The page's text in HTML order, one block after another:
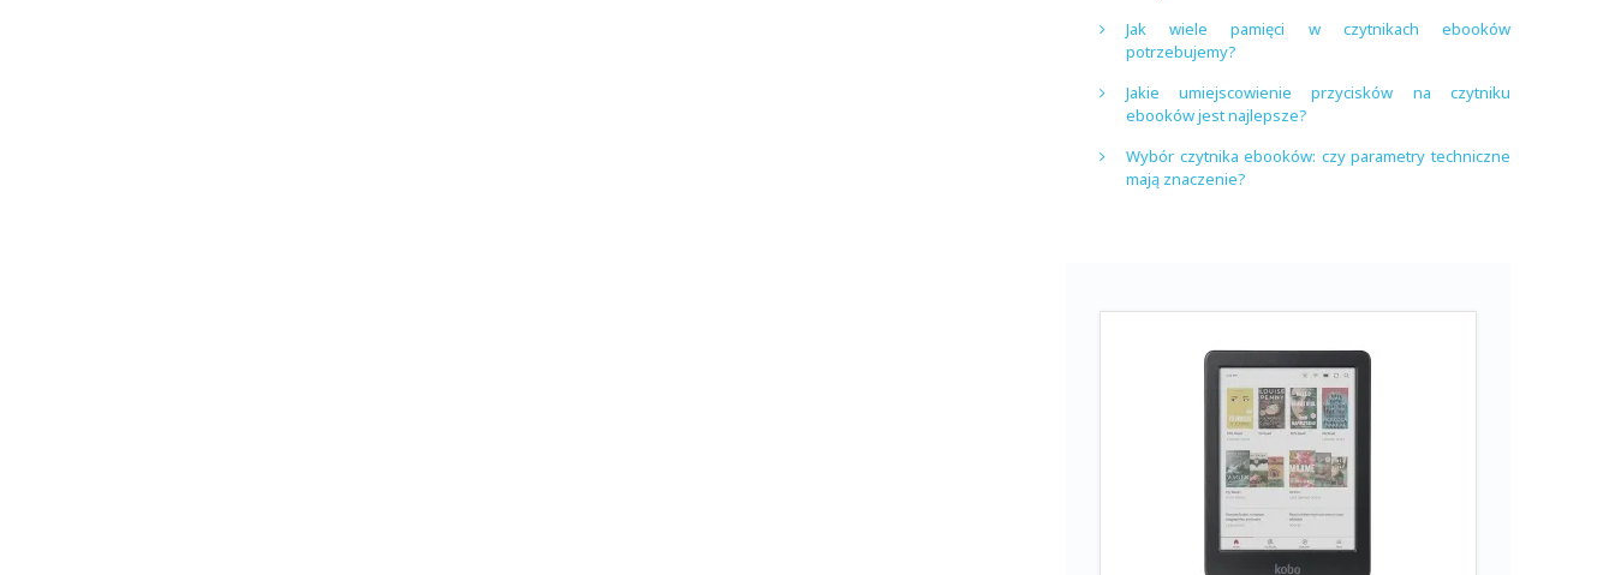
Jak wiele pamięci w czytnikach ebooków
potrzebujemy?
Jakie umiejscowienie przycisków na czytniku
ebooków jest najlepsze?
Wybór czytnika ebooków: czy parametry techniczne
mają znaczenie?